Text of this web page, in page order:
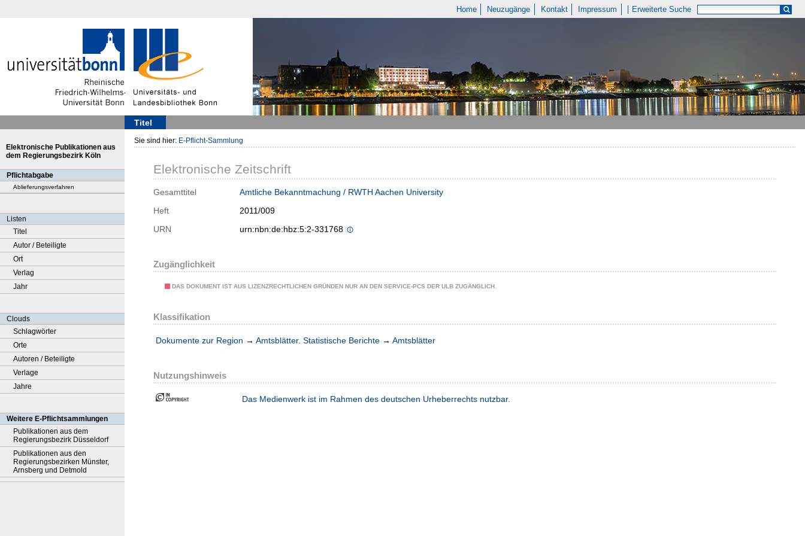
Home Neuzugänge Kontakt Impressum Erweiterte Suche
Titel
Elektronische Publikationen aus
dem Regierungsbezirk Köln
Pflichtabgabe
Ablieferungsverfahren
Listen
Titel
Autor / Beteiligte
Ort
Verlag
Jahr
Clouds
Schlagwörter
Orte
Autoren / Beteiligte
Verlage
Jahre
Weitere E-Pflichtsammlungen
Publikationen aus dem
Regierungsbezirk Düsseldorf
Publikationen aus den
Regierungsbezirken Münster,
Arnsberg und Detmold
Sie sind hier: E-Pflicht-Sammlung
Elektronische Zeitschrift
Gesamttitel
Amtliche Bekanntmachung / RWTH Aachen University
Heft
2011/009
URN
urn:nbn:de:hbz:5:2-331768
Zugänglichkeit
DAS DOKUMENT IST AUS LIZENZRECHTLICHEN GRÜNDEN NUR AN DEN SERVICE-PCS DER ULB ZUGÄNGLICH.
Klassifikation
Dokumente zur Region → Amtsblätter. Statistische Berichte → Amtsblätter
Nutzungshinweis
Das Medienwerk ist im Rahmen des deutschen Urheberrechts nutzbar.